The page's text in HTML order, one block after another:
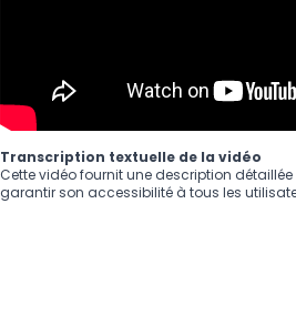
Transcription textuelle de la vidéo
Cette vidéo fournit une description
garantir son accessibilité à tous les